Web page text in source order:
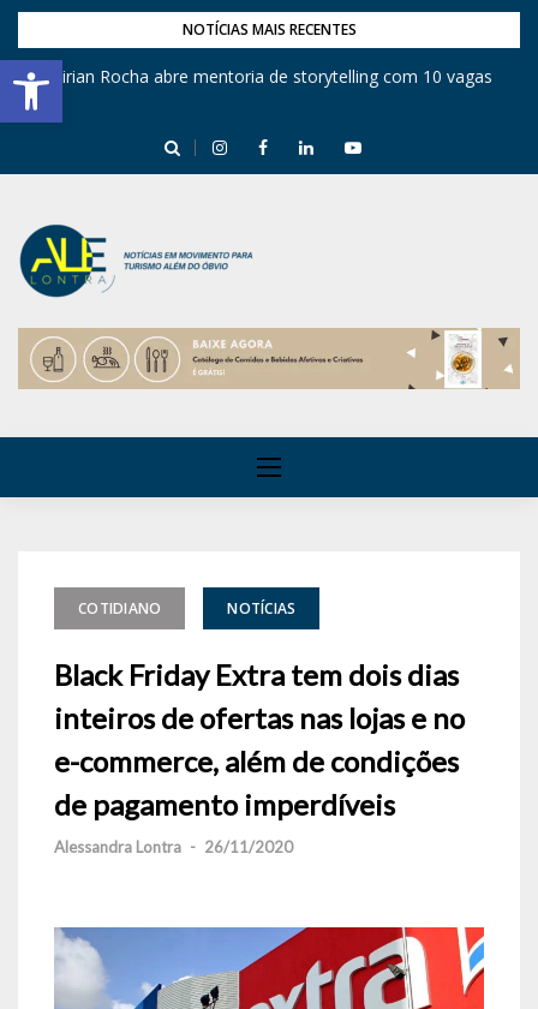
Barra de Ferramentas Aberta
NOTÍCIAS MAIS RECENTES
Mirian Rocha abre mentoria de storytelling com 10 vagas
COTIDIANO NOTÍCIAS
Black Friday Extra tem dois dias
inteiros de ofertas nas lojas e no
e-commerce, além de condições
de pagamento imperdíveis
Alessandra Lontra - 26/11/2020